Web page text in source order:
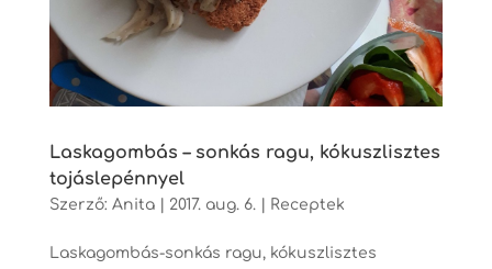
Laskagombás – sonkás ragu, kókuszlisztes
tojáslepénnyel
Szerző: Anita| 2017. aug. 6.| Receptek
Laskagombás-sonkás ragu, kókuszlisztes